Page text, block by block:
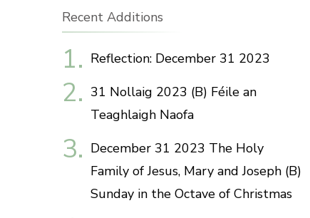
Recent Additions
Reflection: December 31 2023
31 Nollaig 2023 (B) Féile an
Teaghlaigh Naofa
December 31 2023 The Holy
Family of Jesus, Mary and Joseph (B)
Sunday in the Octave of Christmas